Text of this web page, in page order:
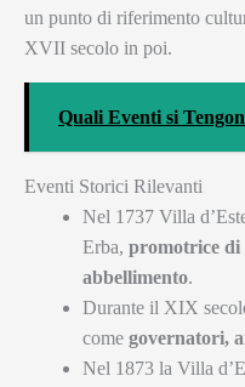
un punto di riferimento
XVII secolo in poi.
Quali Eventi si
Eventi Storici Rilevanti
Nel 1737 Villa
Erba, promotrice di
abbellimento.
Durante il XIX
come governatori,
Nel 1873 la Villa